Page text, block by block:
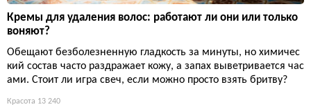
Кремы для удаления волос: работают ли они или только
воняют?
Обещают безболезненную гладкость за минуты, но химичес
кий состав часто раздражает кожу, а запах выветривается час
ами. Стоит ли игра свеч, если можно просто взять бритву?
Красота 13 240